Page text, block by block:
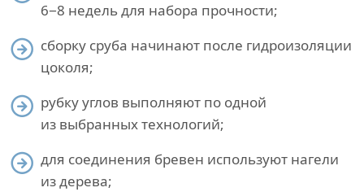
6−8 недель для набора прочности;
сборку сруба начинают после гидроизоляции
цоколя;
рубку углов выполняют по одной
из выбранных технологий;
для соединения бревен используют нагели
из дерева;